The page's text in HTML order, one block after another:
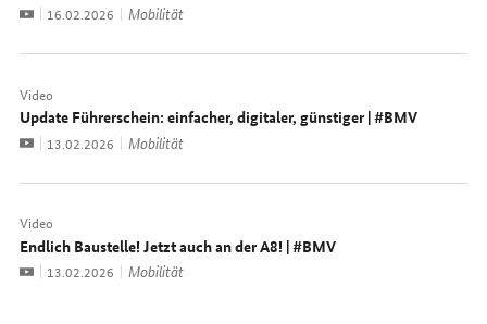
VideoDatum:
16.02.2026 Mobilität
Video
Update Führerschein: einfacher, digitaler, günstiger | #BMV
VideoDatum:
13.02.2026 Mobilität
Video
Endlich Baustelle! Jetzt auch an der A8! | #BMV
VideoDatum:
13.02.2026 Mobilität